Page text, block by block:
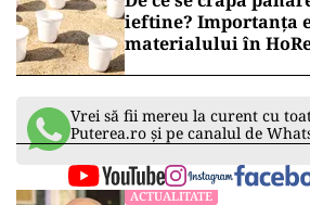
ieftine? Importanța
materialului în
Vrei să fii mereu la curent cu
Puterea.ro și pe canalul de
ACTUALITATE